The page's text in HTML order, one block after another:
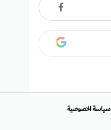
سياسة الخصوصية